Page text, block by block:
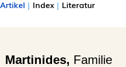
Artikel | Index | Literatur
Martinides, Familie